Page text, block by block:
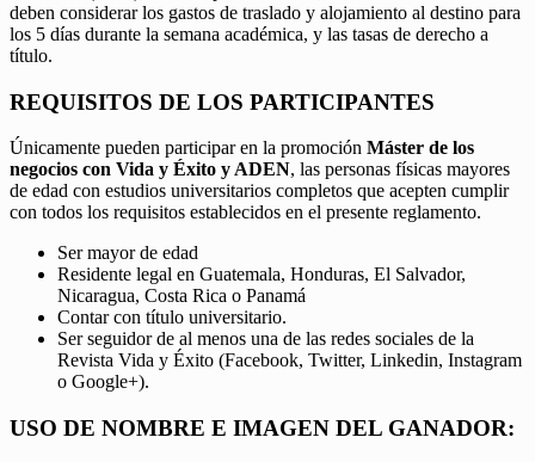
deben considerar los gastos de traslado y alojamiento al destino para
los 5 días durante la semana académica, y las tasas de derecho a
título.
REQUISITOS DE LOS PARTICIPANTES
Únicamente pueden participar en la promoción Máster de los
negocios con Vida y Éxito y ADEN, las personas físicas mayores
de edad con estudios universitarios completos que acepten cumplir
con todos los requisitos establecidos en el presente reglamento.
Ser mayor de edad
Residente legal en Guatemala, Honduras, El Salvador,
Nicaragua, Costa Rica o Panamá
Contar con título universitario.
Ser seguidor de al menos una de las redes sociales de la
Revista Vida y Éxito (Facebook, Twitter, Linkedin, Instagram
o Google+).
USO DE NOMBRE E IMAGEN DEL GANADOR: